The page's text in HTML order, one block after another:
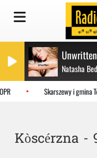
Unwritten
Natasha
Skarszewy i gmina
Kòscérzna -